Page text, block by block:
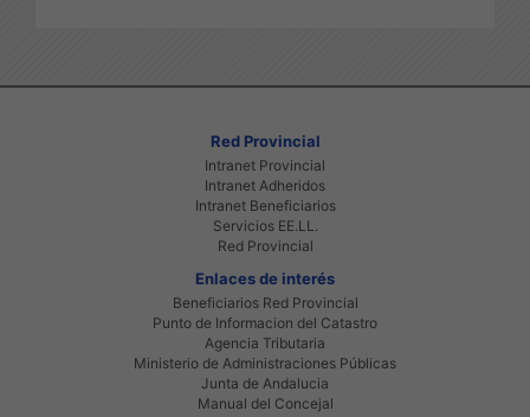
Red Provincial
Intranet Provincial
Intranet Adheridos
Intranet Beneficiarios
Servicios EE.LL.
Red Provincial
Enlaces de interés
Beneficiarios Red Provincial
Punto de Informacion del Catastro
Agencia Tributaria
Ministerio de Administraciones Públicas
Junta de Andalucia
Manual del Concejal